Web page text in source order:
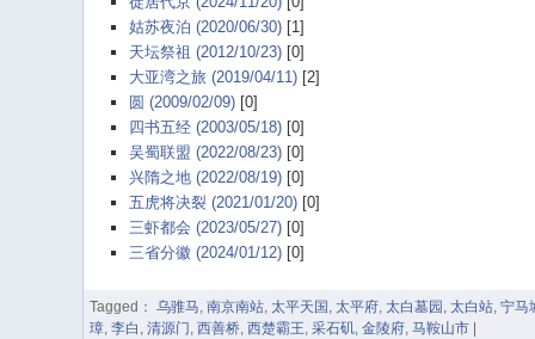
姑苏夜泊 (2020/06/30)[1]
天坛祭祖 (2012/10/23)[0]
大亚湾之旅 (2019/04/11)[2]
圆 (2009/02/09)[0]
四书五经 (2003/05/18)[0]
吴蜀联盟 (2022/08/23)[0]
兴隋之地 (2022/08/19)[0]
五虎将决裂 (2021/01/20)[0]
三虾都会 (2023/05/27)[0]
三省分徽 (2024/01/12)[0]
Tagged： 乌骓马, 南京南站, 太平天国 , 太平府, 太白墓园 , 太白站, 宁马
璋, 李白 , 清源门, 西善桥, 西楚霸王, 采石矶, 金陵府, 马鞍山市